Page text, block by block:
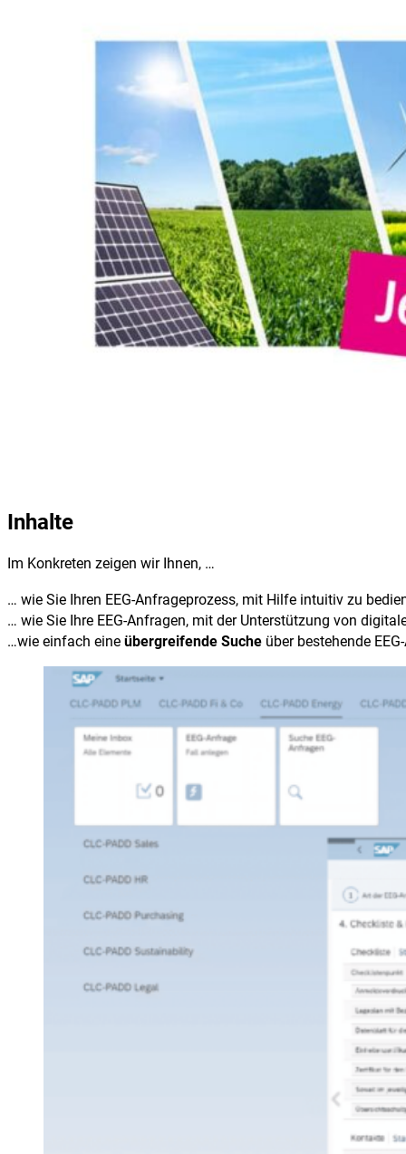
Inhalte
Im Konkreten zeigen wir Ihnen, …
… wie Sie Ihren EEG-Anfrageprozess, mit Hilfe intuitiv zu
… wie Sie Ihre EEG-Anfragen, mit der Unterstützung von
…wie einfach eine übergreifende Suche über bestehende